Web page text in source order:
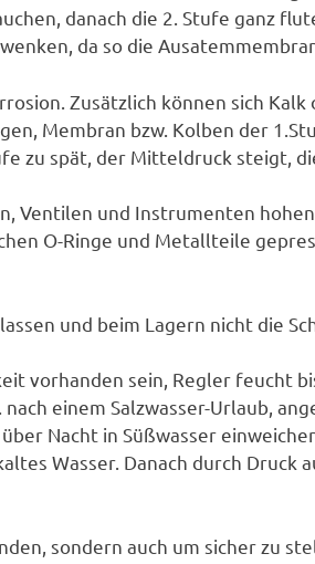
danach die 2. Stufe ganz
da so die
Zusätzlich können sich Kalk
Membran bzw. Kolben der
zu spät, der Mitteldruck steigt,
Ventilen und Instrumenten
O-Ringe und Metallteile
und beim Lagern nicht die
vorhanden sein, Regler feucht
einem Salzwasser-Urlaub,
Nacht in Süßwasser
Wasser. Danach durch Druck
sondern auch um sicher zu